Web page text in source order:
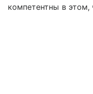
компетентны в